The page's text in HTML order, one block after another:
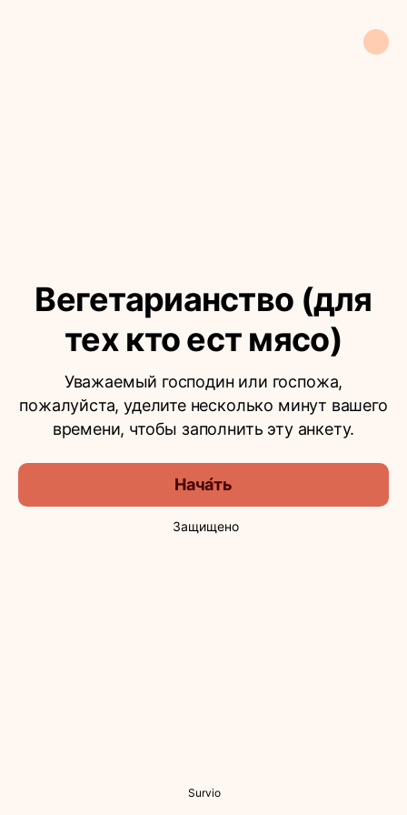
Вегетарианство (для
тех кто ест мясо)
Уважаемый господин или госпожа,
пожалуйста, уделите несколько минут вашего
времени, чтобы заполнить эту анкету.
Нача́ть
Защищено
Survio